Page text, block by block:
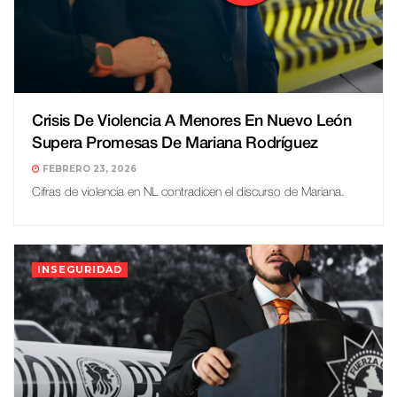
Crisis De Violencia A Menores En Nuevo León
Supera Promesas De Mariana Rodríguez
FEBRERO 23, 2026
Cifras de violencia en NL contradicen el discurso de Mariana.
INSEGURIDAD